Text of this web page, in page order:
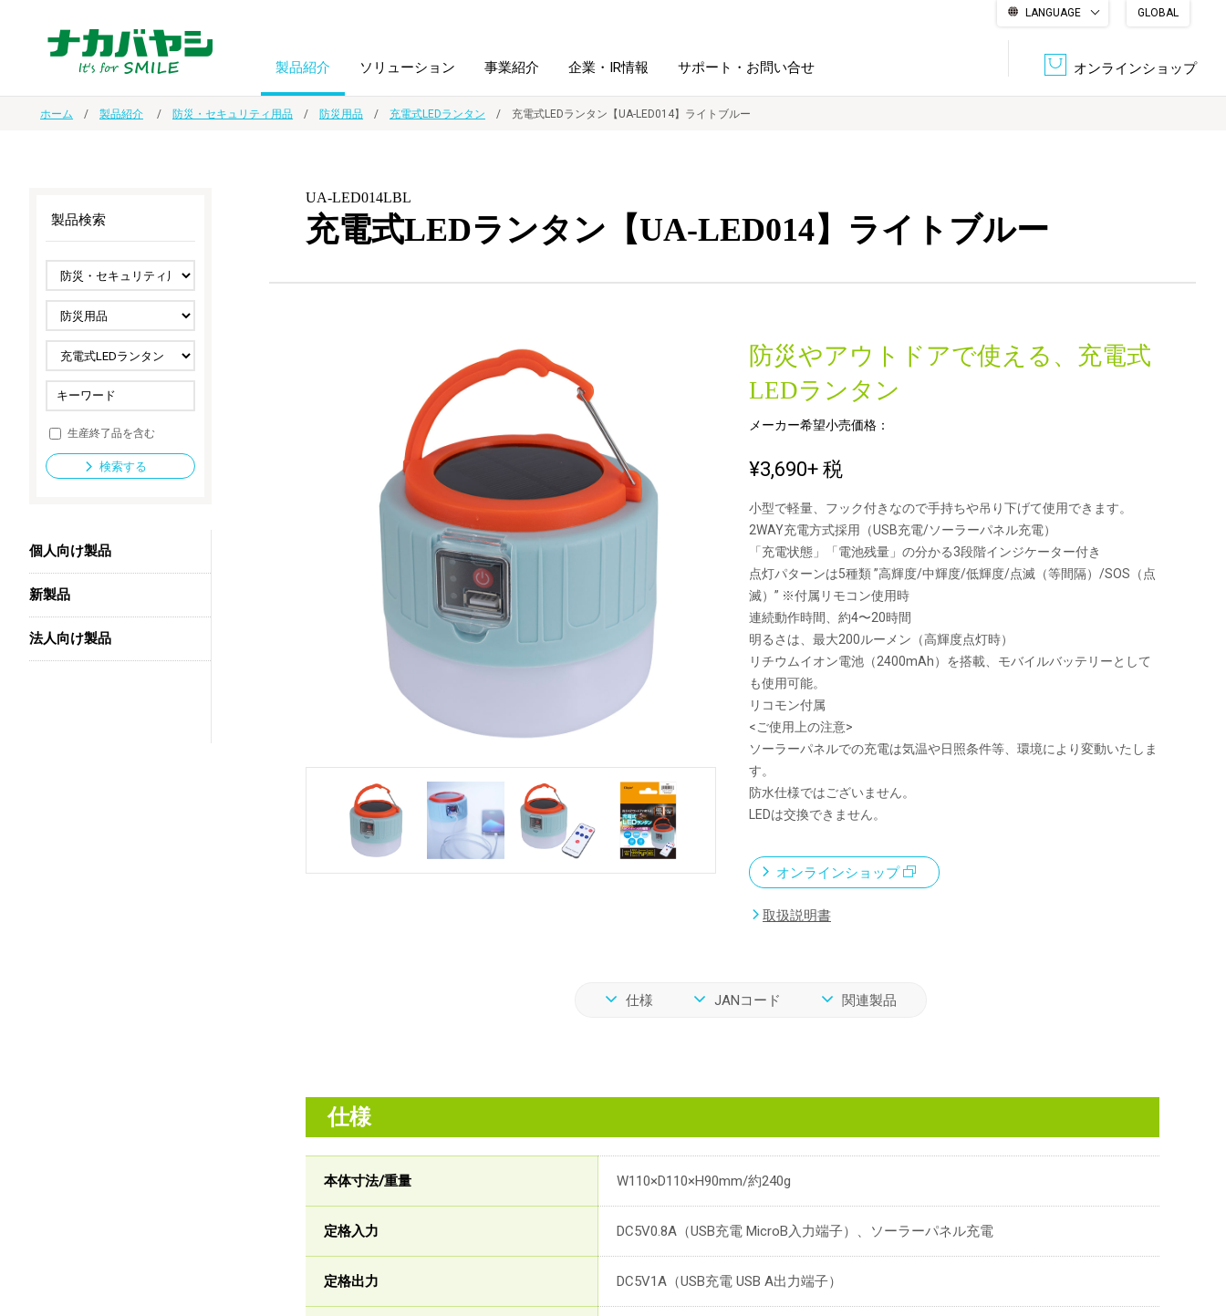
LANGUAGE
GLOBAL
オンラインショップ
製品紹介
ノート・紙製品
ファイル・
ホルダー用品
筆記具
スマートフォン・
タブレット関連
防災・
セキュリティ用品
キャラクター・
学童用品
法人向け製品
ソリューション
オーダー手帳・ノベルティ制作 学校ソリューション DPS（データ・プリント・サービス）
ドキュメントスキャニングサービス
導入事例
事業紹介 企業・IR情報
IR情報 沿革 認証一覧
サステナビリティ
サポート・お問い合せ
ホーム 製品紹介 防災・セキュリティ用品 防災用品 充電式LEDランタン 充電式LEDランタン【UA-LED014】ライトブルー
UA-LED014LBL
充電式LEDランタン【UA-LED014】ライトブルー
防災やアウトドアで使える、充電式
LEDランタン
メーカー希望小売価格：
¥3,690+ 税
小型で軽量、フック付きなので手持ちや吊り下げて使用できます。
2WAY充電方式採用（USB充電/ソーラーパネル充電）
「充電状態」「電池残量」の分かる3段階インジケーター付き
点灯パターンは5種類 ”高輝度/中輝度/低輝度/点滅（等間隔）/SOS（点
滅）” ※付属リモコン使用時
連続動作時間、約4〜20時間
明るさは、最大200ルーメン（高輝度点灯時）
リチウムイオン電池（2400mAh）を搭載、モバイルバッテリーとして
も使用可能。
リコモン付属
<ご使用上の注意>
ソーラーパネルでの充電は気温や日照条件等、環境により変動いたしま
す。
防水仕様ではございません。
LEDは交換できません。
オンラインショップ
取扱説明書
仕様 JANコード 関連製品
仕様
本体寸法/重量 W110×D110×H90mm/約240g
定格入力 DC5V0.8A（USB充電 MicroB入力端子）、ソーラーパネル充電
定格出力 DC5V1A（USB充電 USB A出力端子）
製品検索
生産終了品を含む
検索する
個人向け製品
新製品
法人向け製品